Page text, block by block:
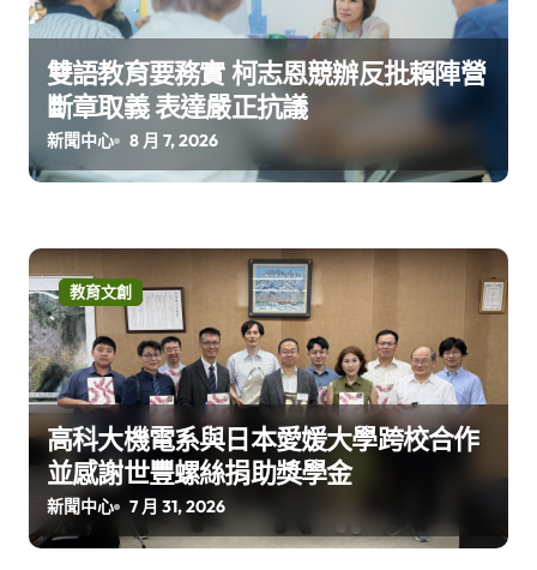
雙語教育要務實 柯志恩競辦反批賴陣營
斷章取義 表達嚴正抗議
新聞中心 8 月 7, 2026
教育文創
高科大機電系與日本愛媛大學跨校合作
並感謝世豐螺絲捐助獎學金
新聞中心 7 月 31, 2026